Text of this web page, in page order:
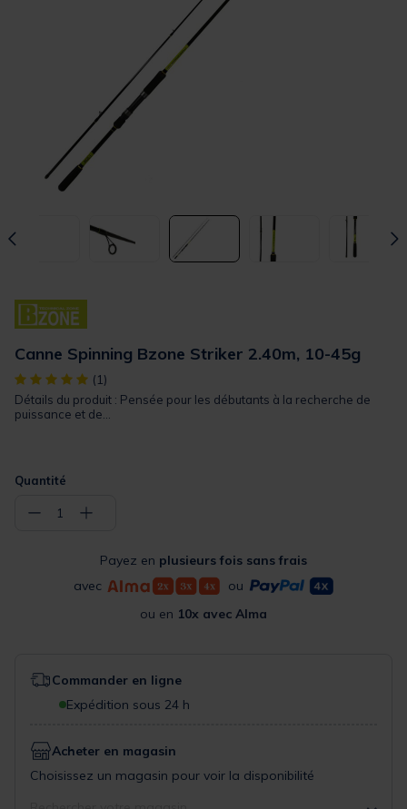
Canne Spinning Bzone Striker 2.40m, 10-45g
[object Object] out of 5 Customer Rating
(1)
Détails du produit : Pensée pour les débutants à la recherche de
puissance et de...
Quantité
− 1 +
Payez en plusieurs fois sans frais
avec
ou
ou en 10x avec Alma
Commander en ligne
Expédition sous 24 h
Acheter en magasin
Choisissez un magasin pour voir la disponibilité